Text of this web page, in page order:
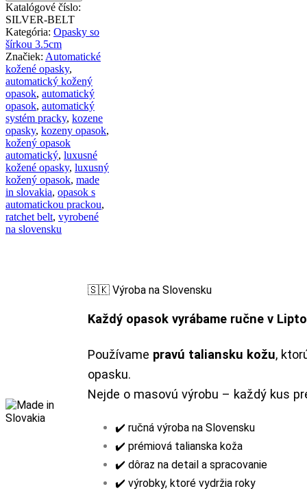
Katalógové číslo:
SILVER-BELT
Kategória: Opasky so
šírkou 3.5cm
Značiek: Automatické
kožené opasky,
automatický kožený
opasok, automatický
opasok, automatický
systém pracky, kozene
opasky, kozeny opasok,
kožený opasok
automatický, luxusné
kožené opasky, luxusný
kožený opasok, made
in slovakia, opasok s
automatickou prackou,
ratchet belt, vyrobené
na slovensku
🇸🇰 Výroba na Slovensku
Každý opasok vyrábame ručne v
Používame pravú taliansku kožu,
opasku.
Nejde o masovú výrobu – každý kus
✔️ ručná výroba na Slovensku
✔️ prémiová talianska koža
✔️ dôraz na detail a spracovanie
✔️ výrobky, ktoré vydržia roky